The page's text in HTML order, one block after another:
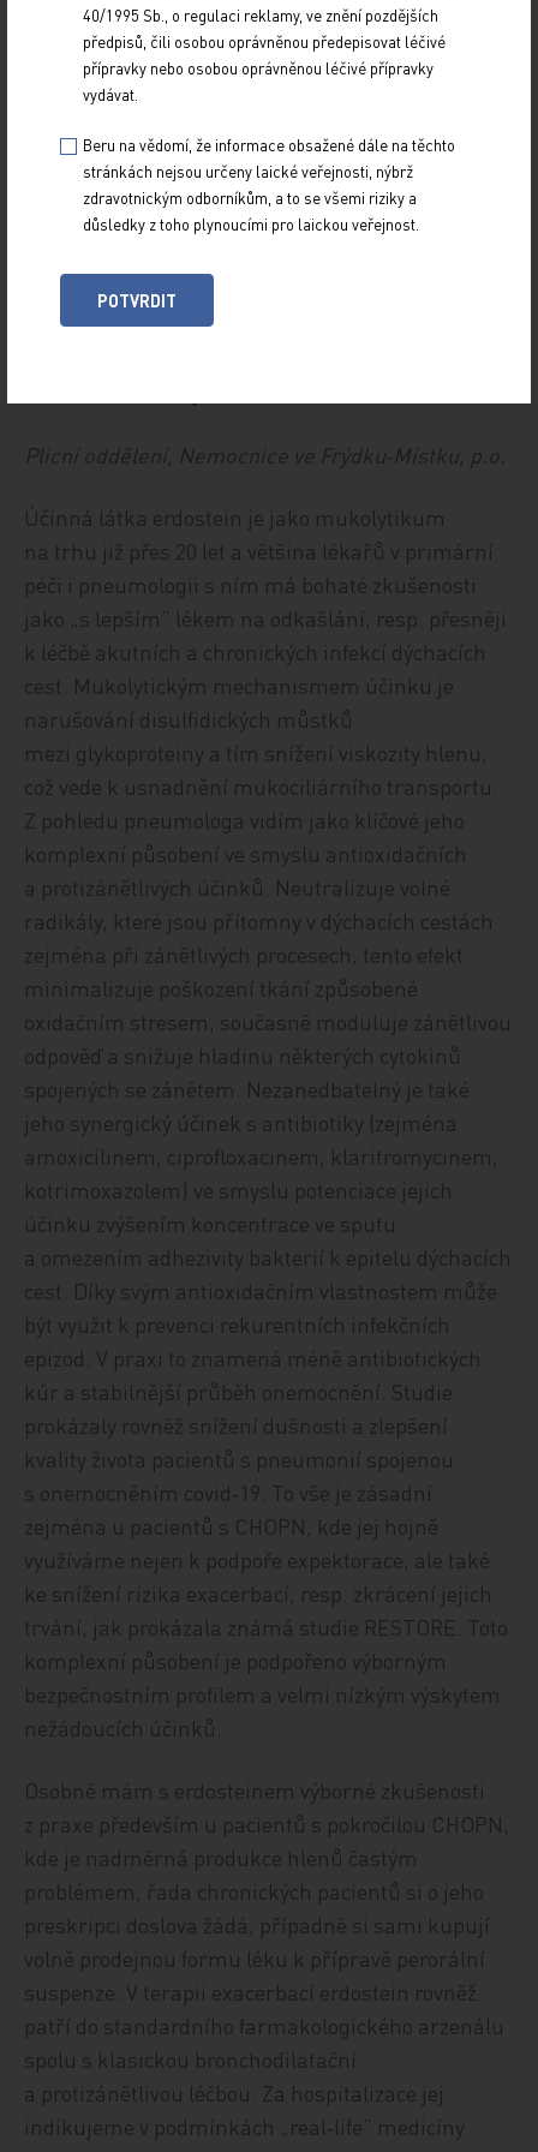
hlenu v dýchacích cestách by se neměly podávat
zvláště na noc. Při výběru by bylo třeba přihlédnout
k jejich protizánětlivým účinkům i k důležité
podáváme často právě s antibiotiky. Z tohoto
hlediska se jeví jako velmi vhodný přípravek
erdostein, případně acetylcystein. Ze své
zkušenosti s erdosteinem jak u svých pacientů,
tak i u rodinných příslušníků.
Plicní oddělení, Nemocnice ve Frýdku‑Místku, p.o.
Účinná látka erdostein je jako mukolytikum
na trhu již přes 20 let a většina lékařů v primární
péči i pneumologii s ním má bohaté zkušenosti
jako „s lepším“ lékem na odkašlání, resp. přesněji
k léčbě akutních a chronických infekcí dýchacích
cest. Mukolytickým mechanismem účinku je
narušování disulfidických můstků
mezi glykoproteiny a tím snížení viskozity hlenu,
což vede k usnadnění mukociliárního transportu.
Z pohledu pneumologa vidím jako klíčové jeho
komplexní působení ve smyslu antioxidačních
a protizánětlivých účinků. Neutralizuje volné
radikály, které jsou přítomny v dýchacích cestách
zejména při zánětlivých procesech, tento efekt
minimalizuje poškození tkání způsobené
oxidačním stresem, současně moduluje zánětlivou
odpověď a snižuje hladinu některých cytokinů
spojených se zánětem. Nezanedbatelný je také
jeho synergický účinek s antibiotiky (zejména
amoxicilinem, ciprofloxacinem, klaritromycinem,
kotrimoxazolem) ve smyslu potenciace jejich
účinku zvýšením koncentrace ve sputu
a omezením adhezivity bakterií k epitelu dýchacích
cest. Díky svým antioxidačním vlastnostem může
být využit k prevenci rekurentních infekčních
epizod. V praxi to znamená méně antibiotických
kúr a stabilnější průběh onemocnění. Studie
prokázaly rovněž snížení dušnosti a zlepšení
kvality života pacientů s pneumonií spojenou
s onemocněním covid‑19. To vše je zásadní
zejména u pacientů s CHOPN, kde jej hojně
využíváme nejen k podpoře expektorace, ale také
ke snížení rizika exacerbací, resp. zkrácení jejich
trvání, jak prokázala známá studie RESTORE. Toto
komplexní působení je podpořeno výborným
bezpečnostním profilem a velmi nízkým výskytem
nežádoucích účinků.
Osobně mám s erdosteinem výborné zkušenosti
z praxe především u pacientů s pokročilou CHOPN,
kde je nadměrná produkce hlenů častým
problémem, řada chronických pacientů si o jeho
preskripci doslova žádá, případně si sami kupují
volně prodejnou formu léku k přípravě perorální
suspenze. V terapii exacerbací erdostein rovněž
patří do standardního farmakologického arzenálu
spolu s klasickou bronchodilatační
a protizánětlivou léčbou. Za hospitalizace jej
indikujeme v podmínkách „real‑life“ medicíny
40/1995 Sb., o regulaci reklamy, ve znění pozdějších
předpisů, čili osobou oprávněnou předepisovat léčivé
přípravky nebo osobou oprávněnou léčivé přípravky
vydávat.
Beru na vědomí, že informace obsažené dále na těchto
stránkách nejsou určeny laické veřejnosti, nýbrž
zdravotnickým odborníkům, a to se všemi riziky a
důsledky z toho plynoucími pro laickou veřejnost.
POTVRDIT